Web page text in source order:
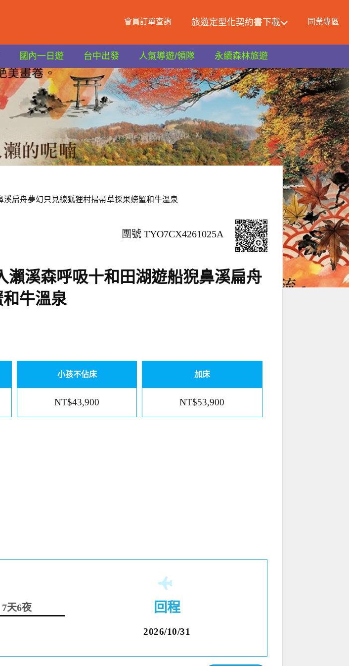
會員訂單查詢 旅遊定型化契約書下載 同業專區
國內一日遊 台中出發 人氣導遊/領隊 永續森林旅遊
扁舟夢幻只見線狐狸村掃帚草採果螃蟹和牛溫泉
團號 TYO7CX4261025A
瀨溪森呼吸十和田湖遊船猊鼻溪扁舟
牛溫泉
小孩不佔床
NT$43,900
加床
NT$53,900
7天6夜 回程
2026/10/31